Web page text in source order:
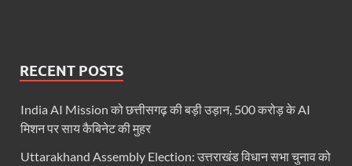
IITF 2025: अंतरराष्ट्रीय व्यापार मेले में 24 नवंबर को
Parliament Winter Session: संसद के शीतकालीन
RECENT POSTS
India AI Mission को छत्तीसगढ़ की बड़ी उड़ान, 500 करोड़ के AI
मिशन पर साय कैबिनेट की मुहर
Uttarakhand Assembly Election: उत्तराखंड विधान सभा चुनाव को